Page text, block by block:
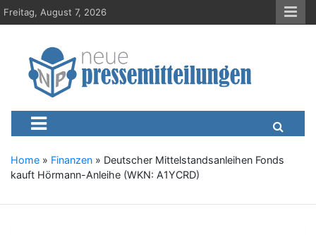
S
k
Freitag, August 7, 2026
Neue-
Presseportal, Nachrichten, News, Meldungen, Wirtschaft
Home » Finanzen » Deutscher Mittelstandsanleihen Fonds
kauft Hörmann-Anleihe (WKN: A1YCRD)